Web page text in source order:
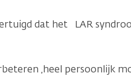
dat het LAR
,heel persoonlijk